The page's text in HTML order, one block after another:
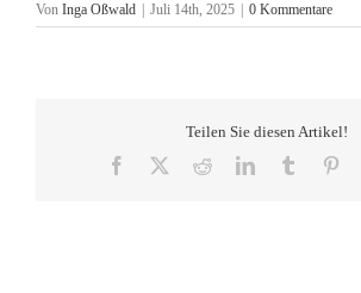
Von Inga Oßwald Juli 14th, 2025 0 Kommentare
Teilen Sie diesen Artikel!
Facebook RedditLinkedInTumblr